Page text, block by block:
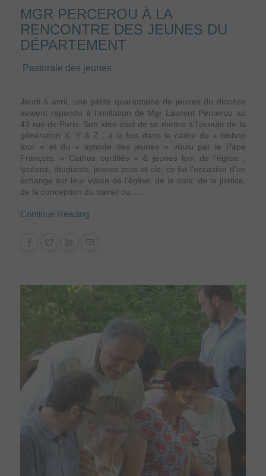
MGR PERCEROU À LA
RENCONTRE DES JEUNES DU
DÉPARTEMENT
Pastorale des jeunes
Jeudi 5 avril, une petite quarantaine de jeunes du diocèse
avaient répondu à l’invitation de Mgr Laurent Percerou au
43 rue de Paris. Son idée était de se mettre à l’écoute de la
génération X, Y & Z , à la fois dans le cadre du « bishop
tour » et du « synode des jeunes » voulu par le Pape
François. « Cathos certifiés » & jeunes loin de l’église ;
lycéens, étudiants, jeunes pros et cie, ce fut l’occasion d’un
échange sur leur vision de l’église, de la paix, de la justice,
de la conception du travail ou......
Continue Reading